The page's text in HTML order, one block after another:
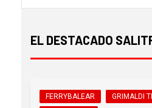
EL DESTACADO
FERRYBALEAR
GRIMALDI